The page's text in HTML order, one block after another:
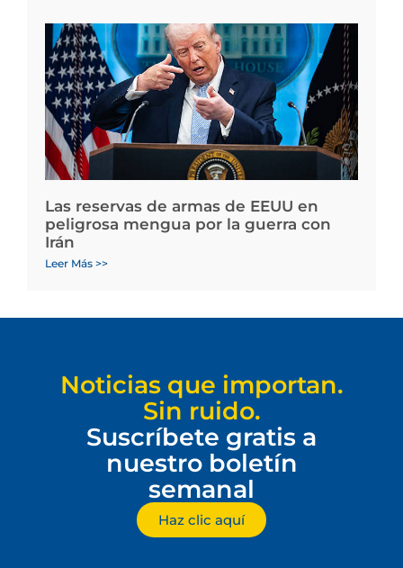
Las reservas de armas de EEUU en
peligrosa mengua por la guerra con
Irán
Leer Más >>
Noticias que importan.
Sin ruido.
Suscríbete gratis a
nuestro boletín
semanal
Haz clic aquí